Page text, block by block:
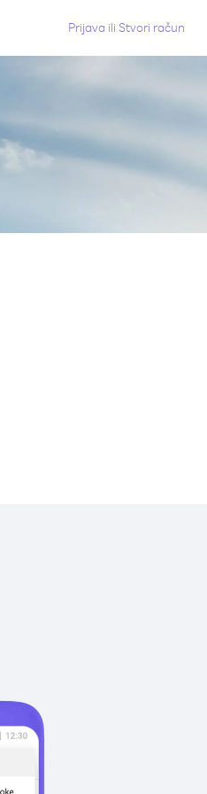
Prijava ili Stvori račun